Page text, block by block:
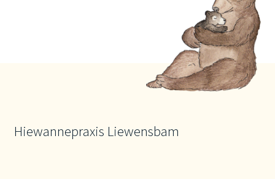
auf.
Die
Optionen
können
auf
der
Hiewannepraxis Liewensbam